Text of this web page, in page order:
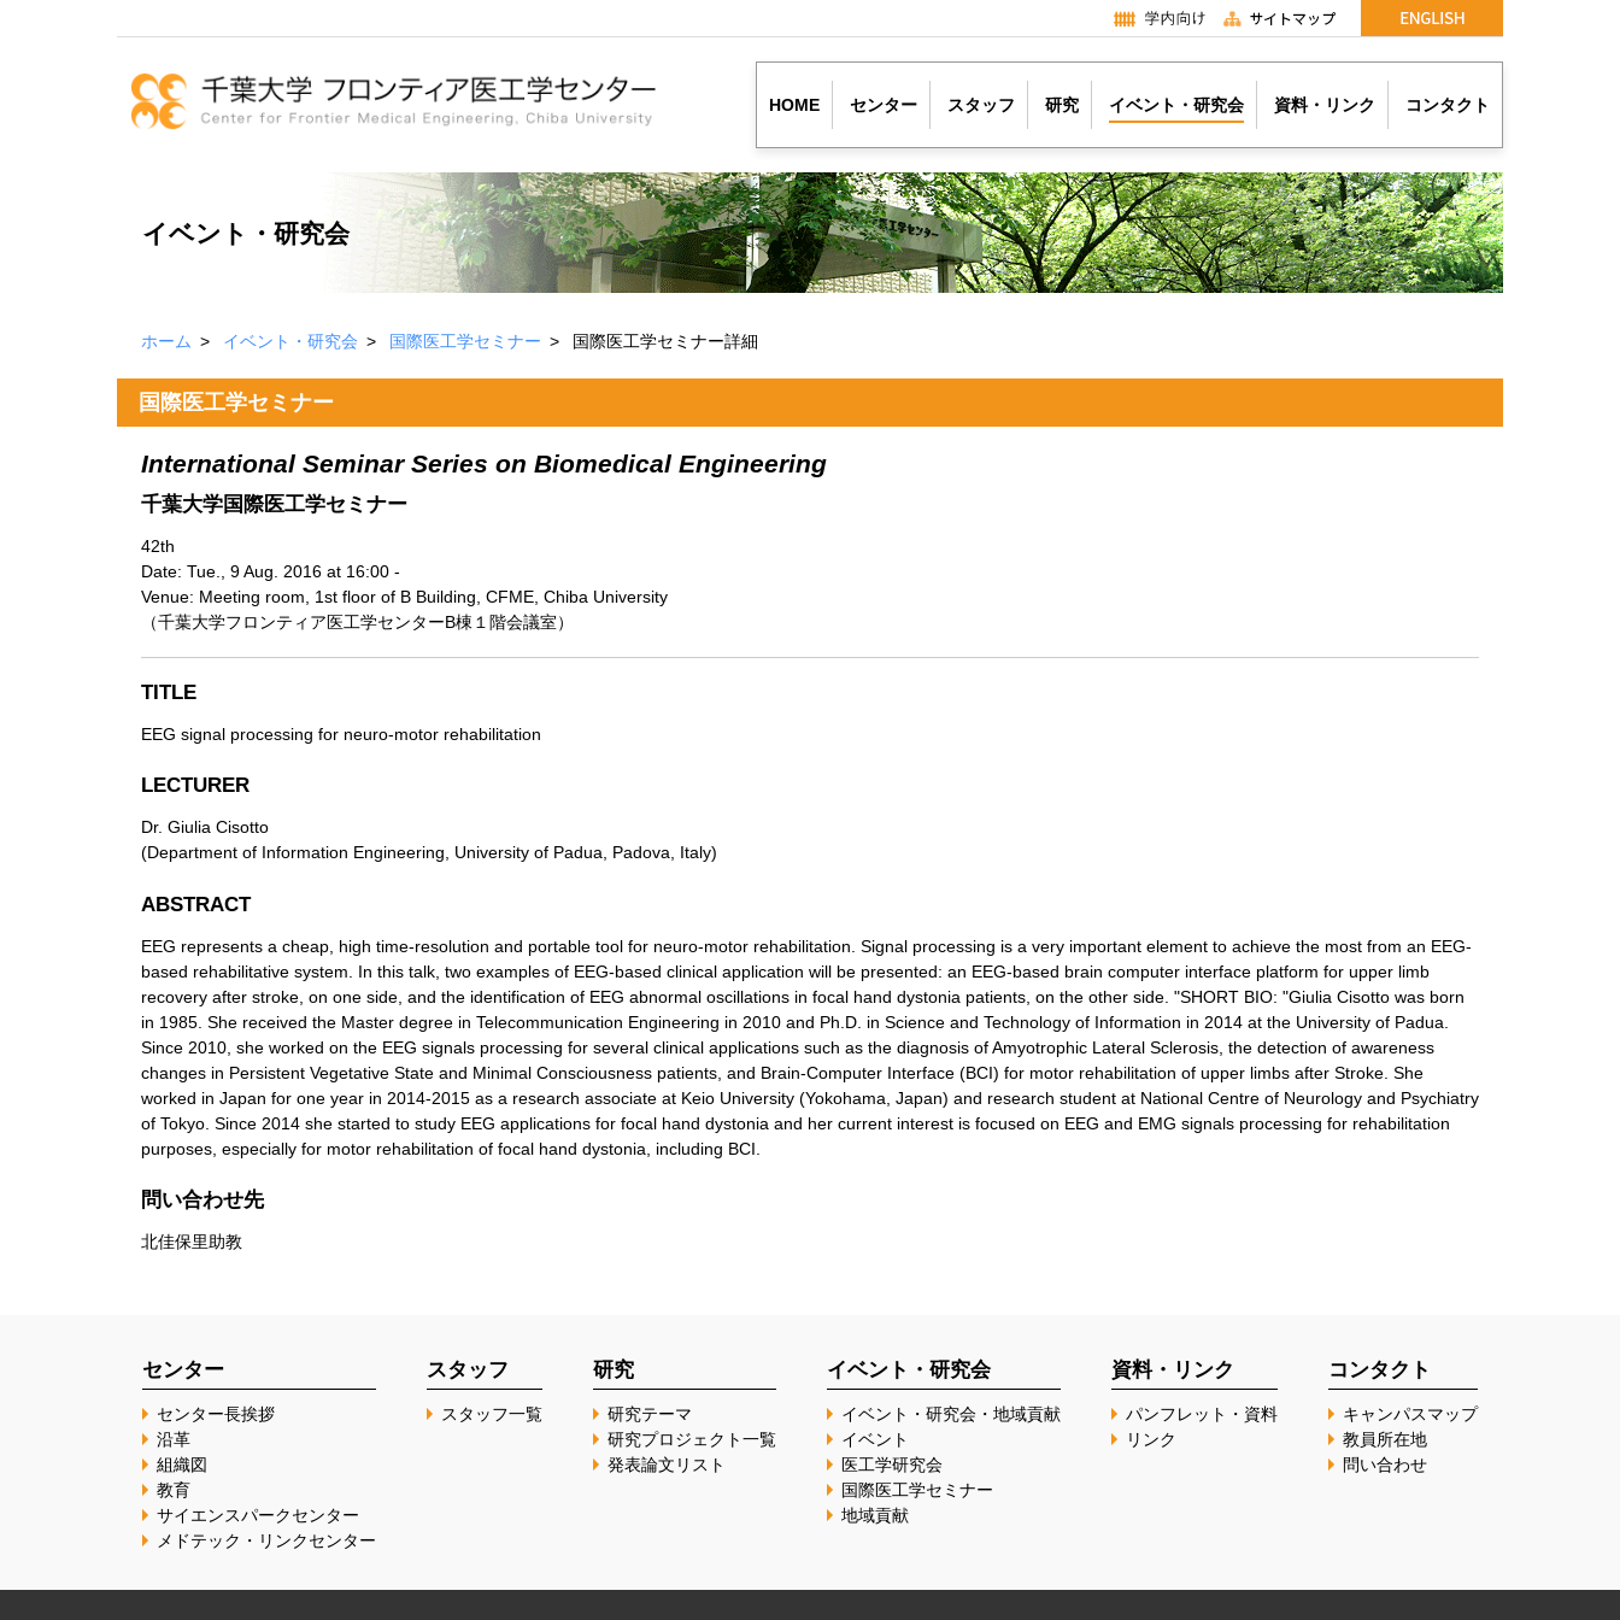
HOME センター スタッフ 研究 イベント・研究会 資料・リンク コンタクト
イベント・研究会
ホーム イベント・研究会 国際医工学セミナー 国際医工学セミナー詳細
国際医工学セミナー
International Seminar Series on Biomedical Engineering
千葉大学国際医工学セミナー
42th
Date: Tue., 9 Aug. 2016 at 16:00 -
Venue: Meeting room, 1st floor of B Building, CFME, Chiba University
（千葉大学フロンティア医工学センターB棟１階会議室）
TITLE
EEG signal processing for neuro-motor rehabilitation
LECTURER
Dr. Giulia Cisotto
(Department of Information Engineering, University of Padua, Padova, Italy)
ABSTRACT
EEG represents a cheap, high time-resolution and portable tool for neuro-motor rehabilitation. Signal processing is a very important element to achieve the most from an EEG-
based rehabilitative system. In this talk, two examples of EEG-based clinical application will be presented: an EEG-based brain computer interface platform for upper limb
recovery after stroke, on one side, and the identification of EEG abnormal oscillations in focal hand dystonia patients, on the other side. "SHORT BIO: "Giulia Cisotto was born
in 1985. She received the Master degree in Telecommunication Engineering in 2010 and Ph.D. in Science and Technology of Information in 2014 at the University of Padua.
Since 2010, she worked on the EEG signals processing for several clinical applications such as the diagnosis of Amyotrophic Lateral Sclerosis, the detection of awareness
changes in Persistent Vegetative State and Minimal Consciousness patients, and Brain-Computer Interface (BCI) for motor rehabilitation of upper limbs after Stroke. She
worked in Japan for one year in 2014-2015 as a research associate at Keio University (Yokohama, Japan) and research student at National Centre of Neurology and Psychiatry
of Tokyo. Since 2014 she started to study EEG applications for focal hand dystonia and her current interest is focused on EEG and EMG signals processing for rehabilitation
purposes, especially for motor rehabilitation of focal hand dystonia, including BCI.
問い合わせ先
北佳保里助教
センター
センター長挨拶
沿革
組織図
教育
サイエンスパークセンター
メドテック・リンクセンター
スタッフ
スタッフ一覧
研究
研究テーマ
研究プロジェクト一覧
発表論文リスト
イベント・研究会
イベント・研究会・地域貢献
イベント
医工学研究会
国際医工学セミナー
地域貢献
資料・リンク
パンフレット・資料
リンク
コンタクト
キャンパスマップ
教員所在地
問い合わせ